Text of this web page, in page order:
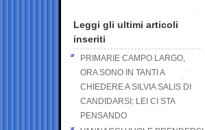
Leggi gli ultimi articoli
inseriti
PRIMARIE CAMPO LARGO,
ORA SONO IN TANTI A
CHIEDERE A SILVIA SALIS DI
CANDIDARSI: LEI CI STA
PENSANDO